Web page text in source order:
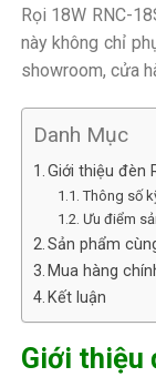
Rọi 18W RNC-
này không chỉ
showroom, cửa
Danh Mục
Giới thiệu đèn
Thông số
Ưu điểm
Sản phẩm
Mua hàng
Kết luận
Giới thiệu